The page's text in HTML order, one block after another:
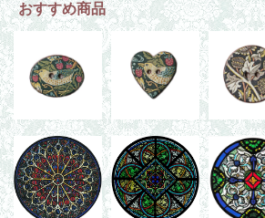
おすすめ商品